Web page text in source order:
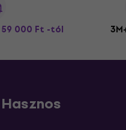
59 000 Ft -tól
Hasznos